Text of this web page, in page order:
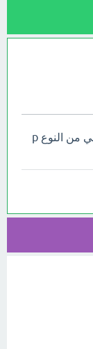
إجابة سؤال في البلورة شبه الموصل غير النقي من النوع p